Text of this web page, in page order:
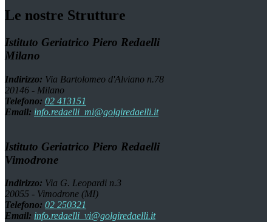
Le nostre Strutture
Istituto Geriatrico Piero Redaelli
Milano
Indirizzo: Via Bartolomeo d'Alviano n.78
20146 - Milano
Telefono: 02 413151
Email: info.redaelli_mi@golgiredaelli.it
Istituto Geriatrico Piero Redaelli
Vimodrone
Indirizzo: Via G. Leopardi n.3
20055 - Vimodrone (MI)
Telefono: 02 250321
Email: info.redaelli_vi@golgiredaelli.it